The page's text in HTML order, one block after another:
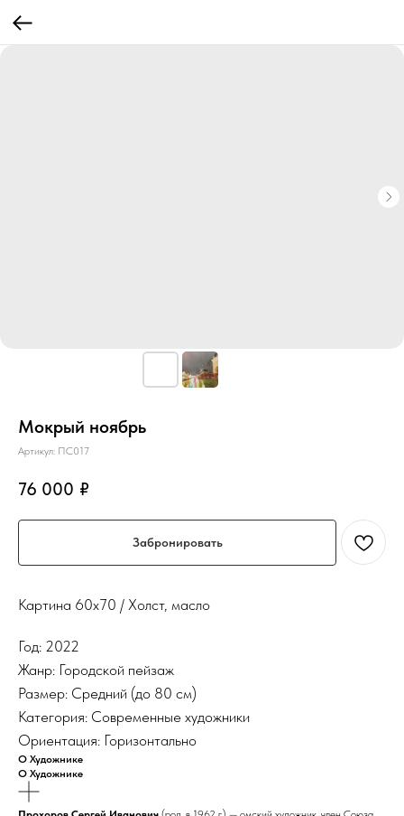
Мокрый ноябрь
Артикул: ПС017
76 000 ₽
Забронировать
Картина 60х70 / Холст, масло
Год: 2022
Жанр: Городской пейзаж
Размер: Средний (до 80 см)
Категория: Современные художники
Ориентация: Горизонтально
О Художнике
О Художнике